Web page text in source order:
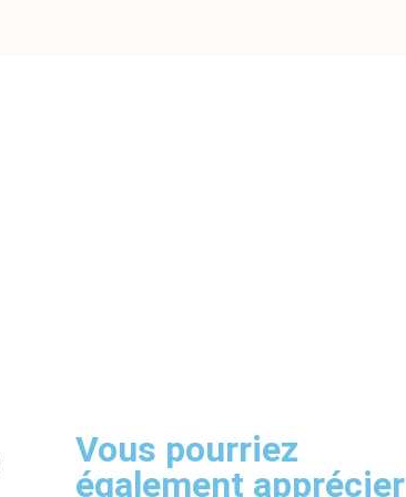
Vous pourriez
également apprécier